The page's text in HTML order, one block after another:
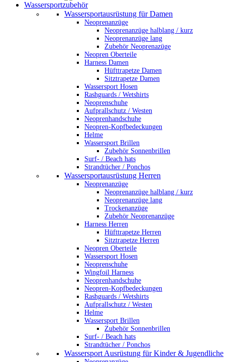
Wassersportzubehör
Wassersportausrüstung für Damen
Neoprenanzüge
Neoprenanzüge halblang / kurz
Neoprenanzüge lang
Zubehör Neoprenazüge
Neopren Oberteile
Harness Damen
Hüfttrapetze Damen
Sitztrapetze Damen
Wassersport Hosen
Rashguards / Wetshirts
Neoprenschuhe
Aufprallschutz / Westen
Neoprenhandschuhe
Neopren-Kopfbedeckungen
Helme
Wassersport Brillen
Zubehör Sonnenbrillen
Surf- / Beach hats
Strandtücher / Ponchos
Wassersportausrüstung Herren
Neoprenanzüge
Neoprenanzüge halblang / kurz
Neoprenanzüge lang
Trockenanzüge
Zubehör Neoprenanzüge
Harness Herren
Hüfttrapetze Herren
Sitztrapetze Herren
Neopren Oberteile
Wassersport Hosen
Neoprenschuhe
Wingfoil Harness
Neoprenhandschuhe
Neopren-Kopfbedeckungen
Rashguards / Wetshirts
Aufprallschutz / Westen
Helme
Wassersport Brillen
Zubehör Sonnenbrillen
Surf- / Beach hats
Strandtücher / Ponchos
Wassersport Ausrüstung für Kinder & Jugendliche